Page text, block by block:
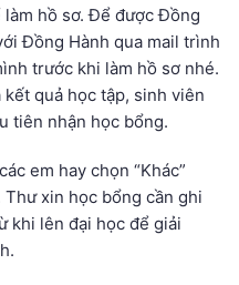
làm hồ sơ. Để được Đồng
Đồng Hành qua mail trình
trước khi làm hồ sơ nhé.
quả học tập, sinh viên
tiên nhận học bổng.
em hay chọn “Khác”
Thư xin học bổng cần ghi
khi lên đại học để giải